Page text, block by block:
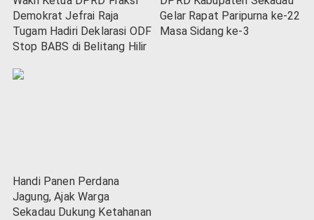
Demokrat Jefrai Raja
Tugam Hadiri Deklarasi ODF
Stop BABS di Belitang Hilir
Gelar Rapat Paripurna ke-22
Masa Sidang ke-3
Handi Panen Perdana
Jagung, Ajak Warga
Sekadau Dukung Ketahanan